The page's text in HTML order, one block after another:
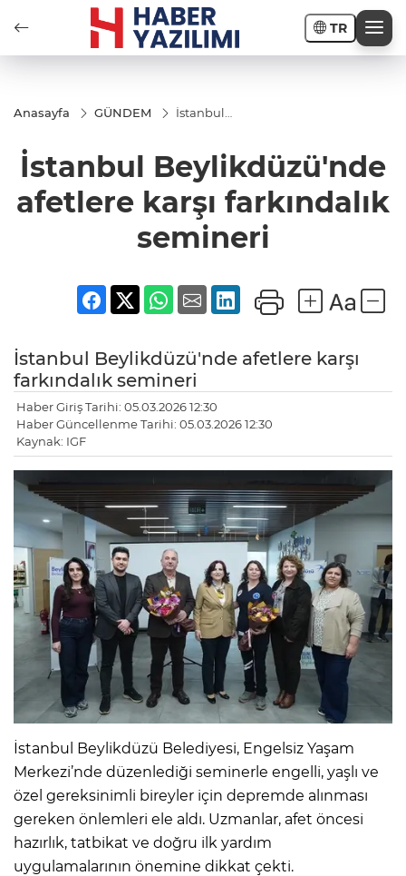
TR
Anasayfa GÜNDEM
İstanbul
farkındalık
semineri
İstanbul Beylikdüzü'nde
afetlere karşı farkındalık
semineri
İstanbul Beylikdüzü'nde afetlere karşı
farkındalık semineri
Haber Giriş Tarihi: 05.03.2026 12:30
Haber Güncellenme Tarihi: 05.03.2026 12:30
Kaynak: IGF
İstanbul Beylikdüzü Belediyesi, Engelsiz Yaşam
Merkezi’nde düzenlediği seminerle engelli, yaşlı ve
özel gereksinimli bireyler için depremde alınması
gereken önlemleri ele aldı. Uzmanlar, afet öncesi
hazırlık, tatbikat ve doğru ilk yardım
uygulamalarının önemine dikkat çekti.